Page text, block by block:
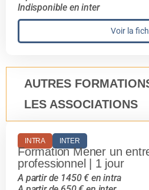
Indisponible en inter
Voir la
AUTRES
LES ASSOCIATIONS
INTRA INTER
Formation Mener un
professionnel | 1 jour
A partir de 1450 € en intra